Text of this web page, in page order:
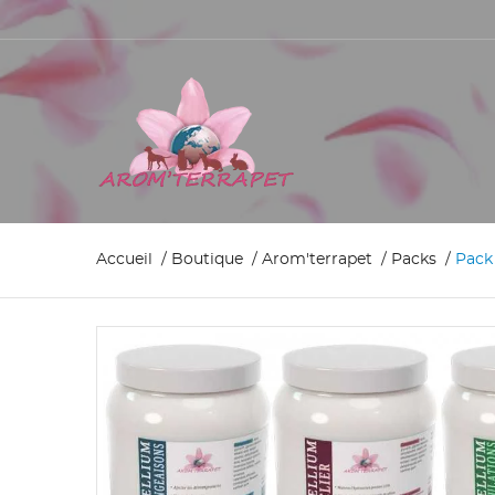
Accueil Boutique Arom'terrapet Packs